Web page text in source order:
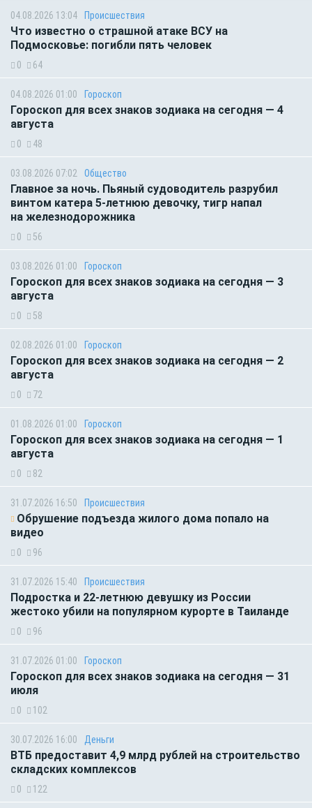
04.08.2026 13:04 Происшествия
Что известно о страшной атаке ВСУ на
Подмосковье: погибли пять человек
0 64
04.08.2026 01:00 Гороскоп
Гороскоп для всех знаков зодиака на сегодня — 4
августа
0 48
03.08.2026 07:02 Общество
Главное за ночь. Пьяный судоводитель разрубил
винтом катера 5-летнюю девочку, тигр напал
на железнодорожника
0 56
03.08.2026 01:00 Гороскоп
Гороскоп для всех знаков зодиака на сегодня — 3
августа
0 58
02.08.2026 01:00 Гороскоп
Гороскоп для всех знаков зодиака на сегодня — 2
августа
0 72
01.08.2026 01:00 Гороскоп
Гороскоп для всех знаков зодиака на сегодня — 1
августа
0 82
31.07.2026 16:50 Происшествия
Обрушение подъезда жилого дома попало на
видео
0 96
31.07.2026 15:40 Происшествия
Подростка и 22-летнюю девушку из России
жестоко убили на популярном курорте в Таиланде
0 96
31.07.2026 01:00 Гороскоп
Гороскоп для всех знаков зодиака на сегодня — 31
июля
0 102
30.07.2026 16:00 Деньги
ВТБ предоставит 4,9 млрд рублей на строительство
складских комплексов
0 122